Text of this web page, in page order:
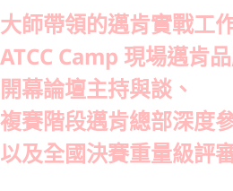
大師帶領的邁肯實戰工
ATCC Camp 現場邁肯
開幕論壇主持與談、
複賽階段邁肯總部深度
以及全國決賽重量級評